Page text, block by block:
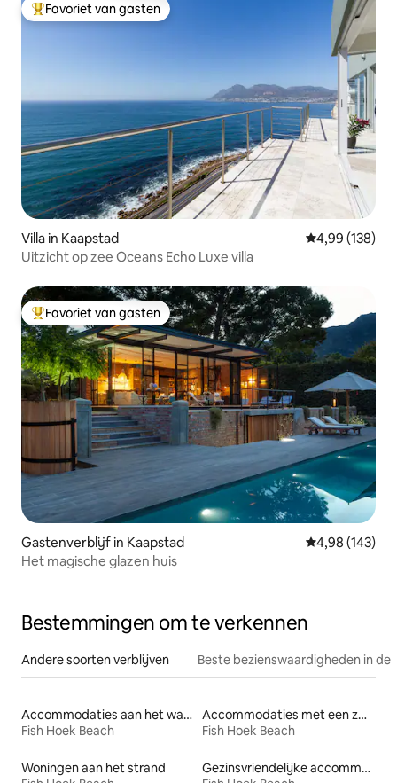
Topfavoriet van gasten
Favoriet van gasten
Villa in Kaapstad Gemiddelde
4,99 (138)
Uitzicht op zee Oceans Echo Luxe villa
Topfavoriet van gasten
Favoriet van gasten
Gastenverblijf in Kaapstad Gemiddelde
4,98 (143)
Het magische glazen huis
Bestemmingen om te verkennen
Andere soorten verblijven Beste bezienswaardigheden in de
Accommodaties aan het water
Fish Hoek Beach
Accommodaties met een zwembad
Fish Hoek Beach
Woningen aan het strand
Gezinsvriendelijke accommodaties